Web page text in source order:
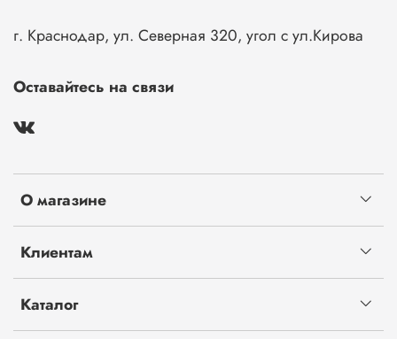
О магазине
Клиентам
Каталог
г. Краснодар, ул. Северная 320, угол с ул.Кирова
Оставайтесь на связи